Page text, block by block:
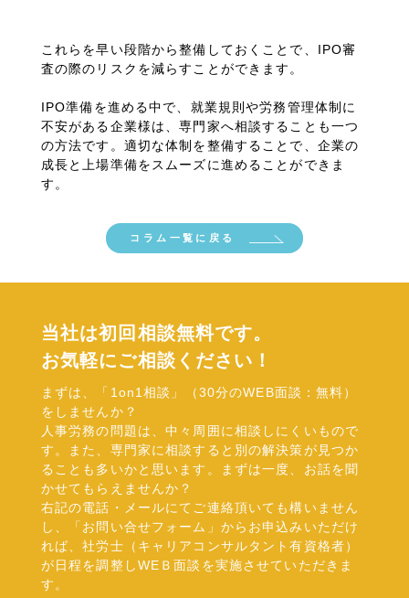
これらを早い段階から整備しておくことで、 IPO審
査の際のリスクを減らすことができます。
IPO準備を進める中で、就業規則や労務管理体制に
不安がある企業様は、専門家へ相談することも一つ
の方法です。適切な体制を整備することで、企業の
成長と上場準備をスムーズに進めることができま
す。
コラム一覧に戻る
当社は初回相談無料です。
お気軽にご相談ください！
まずは、「1on1相談」（30分のWEB面談：無料）
をしませんか？
人事労務の問題は、中々周囲に相談しにくいもので
す。また、専門家に相談すると別の解決策が見つか
ることも多いかと思います。まずは一度、お話を聞
かせてもらえませんか？
右記の電話・メールにてご連絡頂いても構いません
し、「お問い合せフォーム」からお申込みいただけ
れば、社労士（キャリアコンサルタント有資格者）
が日程を調整しWEＢ面談を実施させていただきま
す。